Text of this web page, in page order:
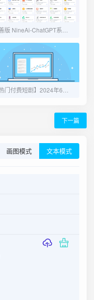
下一篇
画图模式 文本模式